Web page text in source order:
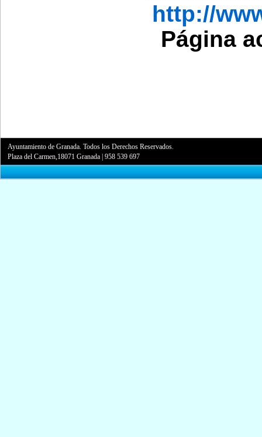
http://
Página
Ayuntamiento de Granada. Todos los Derechos Reservados.
Plaza del Carmen,18071 Granada |958 539 697